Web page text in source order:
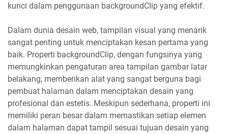
kunci dalam penggunaan backgroundClip yang efektif.
Dalam dunia desain web, tampilan visual yang menarik
sangat penting untuk menciptakan kesan pertama yang
baik. Properti backgroundClip, dengan fungsinya yang
memungkinkan pengaturan area tampilan gambar latar
belakang, memberikan alat yang sangat berguna bagi
pembuat halaman dalam menciptakan desain yang
profesional dan estetis. Meskipun sederhana, properti ini
memiliki peran besar dalam memastikan setiap elemen
dalam halaman dapat tampil sesuai tujuan desain yang